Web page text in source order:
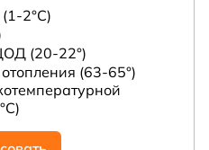
2°С)
(20-22°)
(63-65°)